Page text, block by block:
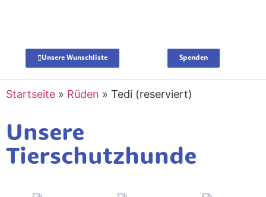
Unsere Wunschliste Spenden
Startseite » Rüden » Tedi (reserviert)
Unsere
Tierschutzhunde